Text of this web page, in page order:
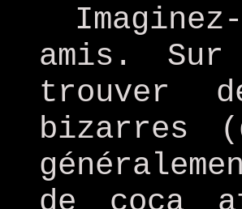
amis.
trouver
bizarres